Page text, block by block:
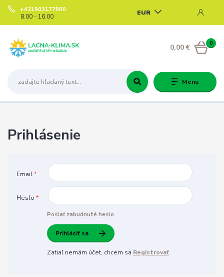
Menu
EUR
+421903177900
8:00 - 16:00
0
0,00 €
Prihlásenie
Email*
Heslo *
Poslať zabudnuté heslo
Prihlásiť sa
Zatiaľ nemám účet, chcem sa Registrovať